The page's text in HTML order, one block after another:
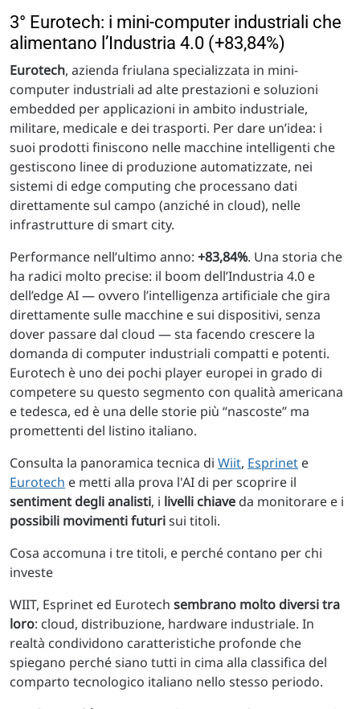
3° Eurotech: i mini-computer industriali che
alimentano l’Industria 4.0 (+83,84%)
Eurotech, azienda friulana specializzata in mini-
computer industriali ad alte prestazioni e soluzioni
embedded per applicazioni in ambito industriale,
militare, medicale e dei trasporti. Per dare un’idea: i
suoi prodotti finiscono nelle macchine intelligenti che
gestiscono linee di produzione automatizzate, nei
sistemi di edge computing che processano dati
direttamente sul campo (anziché in cloud), nelle
infrastrutture di smart city.
Performance nell’ultimo anno: +83,84%. Una storia che
ha radici molto precise: il boom dell’Industria 4.0 e
dell’edge AI — ovvero l’intelligenza artificiale che gira
direttamente sulle macchine e sui dispositivi, senza
dover passare dal cloud — sta facendo crescere la
domanda di computer industriali compatti e potenti.
Eurotech è uno dei pochi player europei in grado di
competere su questo segmento con qualità americana
e tedesca, ed è una delle storie più “nascoste” ma
promettenti del listino italiano.
Consulta la panoramica tecnica di Wiit, Esprinet e
Eurotech e metti alla prova l'AI di per scoprire il
sentiment degli analisti, i livelli chiave da monitorare e i
possibili movimenti futurisui titoli.
Cosa accomuna i tre titoli, e perché contano per chi
investe
WIIT, Esprinet ed Eurotech sembrano molto diversi tra
loro: cloud, distribuzione, hardware industriale. In
realtà condividono caratteristiche profonde che
spiegano perché siano tutti in cima alla classifica del
comparto tecnologico italiano nello stesso periodo.